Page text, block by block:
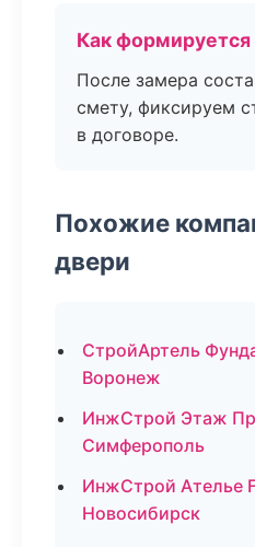
Как формируется
После замера
смету, фиксируем
в договоре.
Похожие
двери
СтройАртель
Воронеж
ИнжСтрой Этаж
Симферополь
ИнжСтрой Ателье
Новосибирск